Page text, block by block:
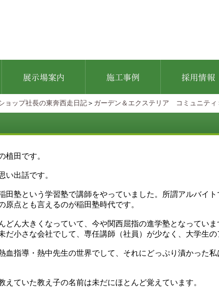
ョップ社長の東奔西走日記 ＞ ガーデン＆エクステリア コミュニティ
植田です。
い出話です。
田塾という学習塾で講師をやっていました。所謂アルバイ
原点とも言えるのが稲田塾時代です。
どん大きくなっていて、今や関西屈指の進学塾となってい
だ小さな会社でして、専任講師（社員）が少なく、大学生
血指導・熱中先生の世界でして、それにどっぷり漬かった
えていた教え子の名前は未だにほとんど覚えています。